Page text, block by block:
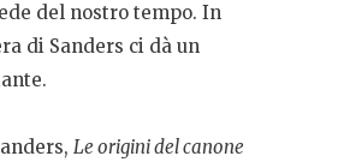
del nostro tempo. In
di Sanders ci dà un
Le origini del canone